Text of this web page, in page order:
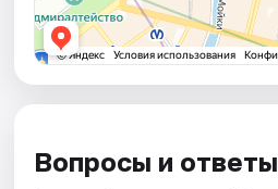
Вопросы и ответы